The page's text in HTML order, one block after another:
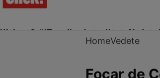
Ultima Oră!Trending Actualitate Vedete
HomeVedete
Focar de